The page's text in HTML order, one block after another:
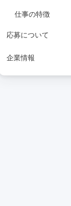
仕事の特徴
応募について
企業情報